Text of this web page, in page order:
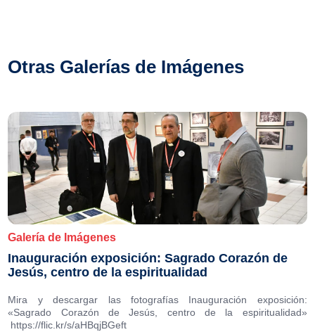
Otras Galerías de Imágenes
Galería de Imágenes
Inauguración exposición: Sagrado Corazón de
Jesús, centro de la espiritualidad
Mira y descargar las fotografías Inauguración exposición:
«Sagrado Corazón de Jesús, centro de la espiritualidad»
https://flic.kr/s/aHBqjBGeft